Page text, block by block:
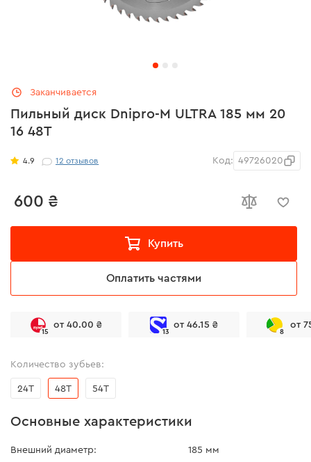
Пильный диск Dnipro-M ULTRA 185 мм 20
16 48Т
4.9 12отзывов Код: 49726020
600 ₴
Купить
Оплатить частями
15
от 40.00 ₴
13
от 46.15 ₴
8
от
Заканчивается
Количество зубьев:
24T 48T 54T
Основные характеристики
Внешний диаметр: 185 мм